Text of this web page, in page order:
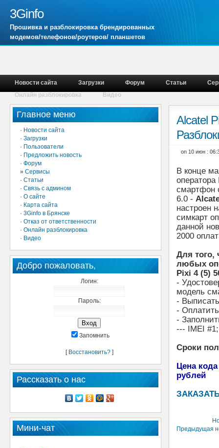
3Ginfo
Прошивка и разблокировка брендированных
модемов/телефонов/роутеров/ планшетов
Новости сайта Загрузки Форум Статьи
Онлайн разблокировка
Видео
Главное меню
· Новости сайта
· Загрузки
· Пользователи
· Предложить новость
· Форум
» Сервисы
· Статьи
· Связь с админом
· О сайте
· Карта сайта
· 3Ginfo в Брянске
· Отказ от ответственности
· Онлайн разблокировка
· Видео
Добро пожаловать,
Логин:
Пароль:
Запомнить
[ Восстановить?]
Рассказать о нас
Мини-чат
Alcatel
on 10 июн :
В конце
смартфон
6.0 -
настроен
симкарт
данной
2000
Для того,
любых
Pixi 4 (5)
-
модель
-
-
-
--- IMEI #1;
Сроки
Цена
рублей
Предыдущая